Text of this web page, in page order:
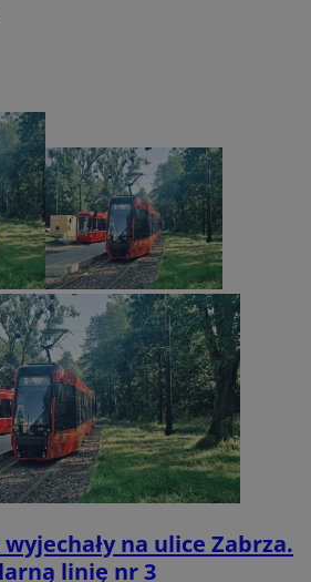
na ulice Zabrza.
linię nr 3